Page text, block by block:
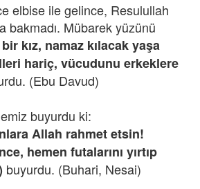
elbise ile gelince, Resulullah
bakmadı. Mübarek yüzünü
kız, namaz kılacak yaşa
hariç, vücudunu erkeklere
(Ebu Davud)
buyurdu ki:
Allah rahmet etsin!
hemen futalarını yırtıp
buyurdu. (Buhari, Nesai)